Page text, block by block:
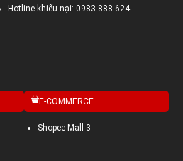
Hotline khiếu nại: 0983.888.624
E-COMMERCE
Shopee Mall 3